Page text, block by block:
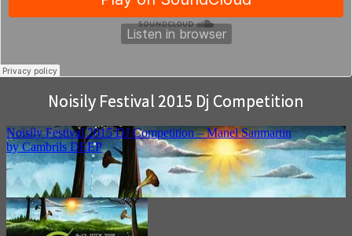
Noisily Festival 2015 Dj Competition